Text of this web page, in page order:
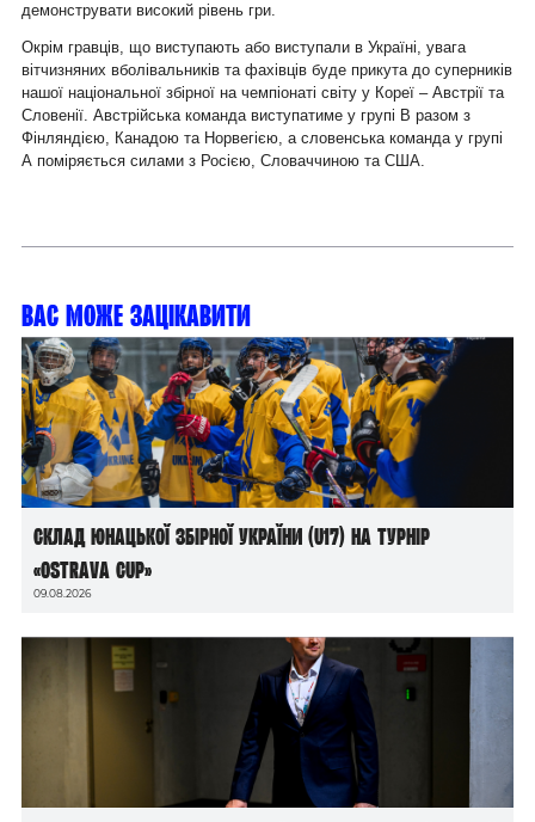
демонструвати високий рівень гри.
Окрім гравців, що виступають або виступали в Україні, увага
вітчизняних вболівальників та фахівців буде прикута до суперників
нашої національної збірної на чемпіонаті світу у Кореї – Австрії та
Словенії. Австрійська команда виступатиме у групі В разом з
Фінляндією, Канадою та Норвегією, а словенська команда у групі
А поміряється силами з Росією, Словаччиною та США.
Вас може зацікавити
Склад юнацької збірної України (U17) на турнір
«Ostrava Cup»
09.08.2026